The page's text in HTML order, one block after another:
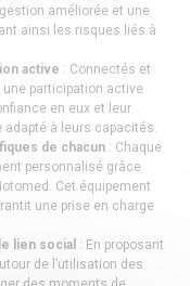
améliorée et une
ainsi les risques liés à
active : Connectés et
participation active
en eux et leur
à leurs capacités.
de chacun : Chaque
personnalisé grâce
Cet équipement
une prise en charge
lien social : En proposant
de l’utilisation des